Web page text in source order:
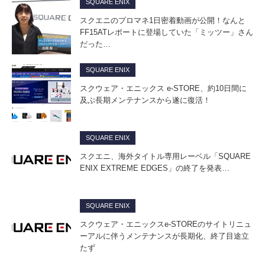
SQUARE ENIX
スクエニのプロマネ1日密着動画が公開！なんと
FF15ATレポートに登場していた「ミッツー」さん
だった…
SQUARE ENIX
スクウェア・エニックス e-STORE、約10日間に
及ぶ長期メンテナンスから遂に復活！
SQUARE ENIX
スクエニ、海外タイトル専用レーベル「SQUARE
ENIX EXTREME EDGES」の終了を発表…
SQUARE ENIX
スクウェア・エニックスe-STOREのサイトリニュ
ーアルに伴うメンテナンスが長期化、終了目途立
たず